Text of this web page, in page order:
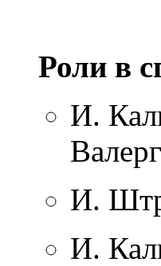
Роли в
И.
И.
И.